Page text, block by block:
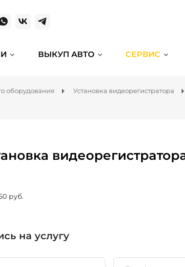
ВЫКУП АВТО СЕРВИС
оборудования Установка видеорегистратора
руб.
на услугу